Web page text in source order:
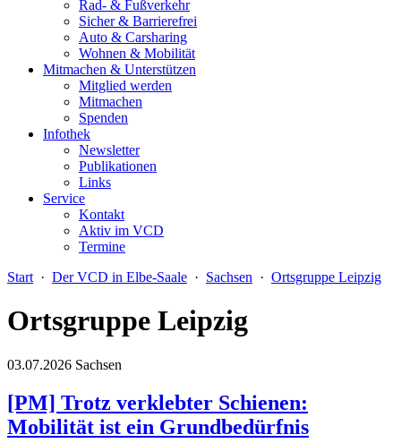
Rad- & Fußverkehr
Sicher & Barrierefrei
Auto & Carsharing
Wohnen & Mobilität
Mitmachen & Unterstützen
Mitglied werden
Mitmachen
Spenden
Infothek
Newsletter
Publikationen
Links
Service
Kontakt
Aktiv im VCD
Termine
Start · Der VCD in Elbe-Saale · Sachsen · Ortsgruppe Leipzig
Ortsgruppe Leipzig
03.07.2026 Sachsen
[PM] Trotz verklebter Schienen:
Mobilität ist ein Grundbedürfnis